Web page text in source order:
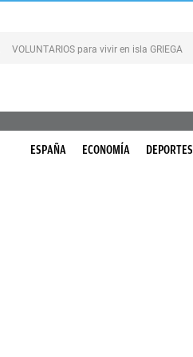
VOLUNTARIOS para vivir en isla GRIEGA
ESPAÑA ECONOMÍA DEPORTES